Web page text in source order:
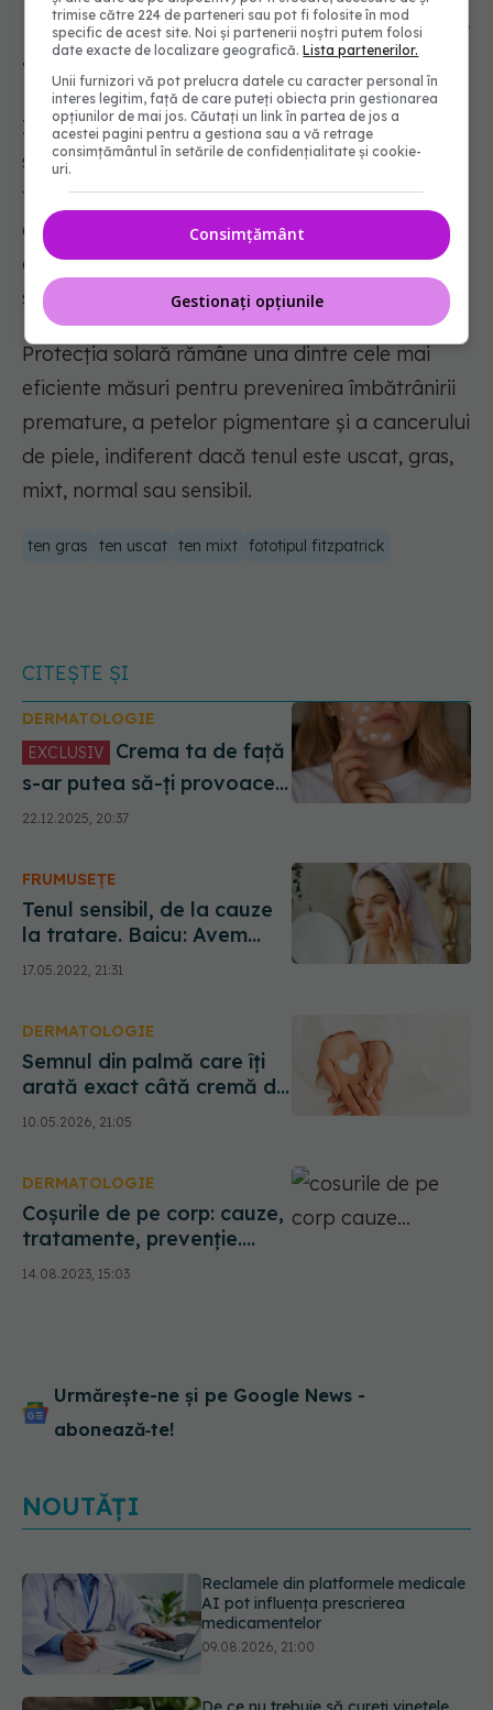
Regula de aur valabilă pentru toate
tipurile de ten
Indiferent de tipul de piele, dermatologii
subliniază că există trei produse care nu ar
trebui să lipsească din rutina zilnică: un produs
de curățare delicat, o cremă hidratantă
adaptată nevoilor pielii și o cremă cu protecție
solară de minimum SPF 30.
Protecția solară rămâne una dintre cele mai
eficiente măsuri pentru prevenirea îmbătrânirii
premature, a petelor pigmentare și a cancerului
de piele, indiferent dacă tenul este uscat, gras,
mixt, normal sau sensibil.
ten gras ten uscat ten mixt fototipul fitzpatrick
CITEȘTE ȘI
DERMATOLOGIE
EXCLUSIV
s-ar putea să-ți provoace
ocluzie. Dr. Alin Nicolescu,
despre greșeala cu tenul
22.12.2025, 20:37
FRUMUSEȚE
Tenul sensibil, de la cauze
la tratare. Baicu: Avem
nevoie de câteva luni
17.05.2022, 21:31
DERMATOLOGIE
Semnul din palmă care îți
arată exact câtă cremă de
față trebuie să folosești
10.05.2026, 21:05
DERMATOLOGIE
Coșurile de pe corp: cauze,
tratamente, prevenție.
Dacă îți storci coșurile, poți
cauza chisturi sub piele și
14.08.2023, 15:03
Urmărește-ne și pe Google News -
abonează‑te!
NOUTĂȚI
De ce nu trebuie să cureți vinetele.
Ce conține, de fapt, coaja lor
09.08.2026, 20:00
trimise către 224 de parteneri sau pot fi folosite în mod
specific de acest site. Noi și partenerii noștri putem folosi
date exacte de localizare geografică.Lista partenerilor.
Unii furnizori vă pot prelucra datele cu caracter personal în
interes legitim, față de care puteți obiecta prin gestionarea
opțiunilor de mai jos. Căutați un link în partea de jos a
acestei pagini pentru a gestiona sau a vă retrage
consimțământul în setările de confidențialitate și cookie-
uri.
Consimțământ
Gestionați opțiunile